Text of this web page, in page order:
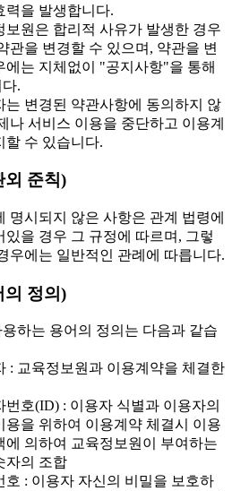
력을 발생합니다.
원은 합리적 사유가 발생한 경우
관을 변경할 수 있으며, 약관을 변
에는 지체없이 "공지사항"을 통해
.
변경된 약관사항에 동의하지 않
나 서비스 이용을 중단하고 이용계
할 수 있습니다.
외 준칙)
명시되지 않은 사항은 관계 법령에
있을 경우 그 규정에 따르며, 그렇
우에는 일반적인 관례에 따릅니다.
의 정의)
하는 용어의 정의는 다음과 같습
: 교육정보원과 이용계약을 체결한
호(ID) : 이용자 식별과 이용자의
용을 위하여 이용계약 체결시 이용
에 의하여 교육정보원이 부여하는
자의 조합
: 이용자 자신의 비밀을 보호하